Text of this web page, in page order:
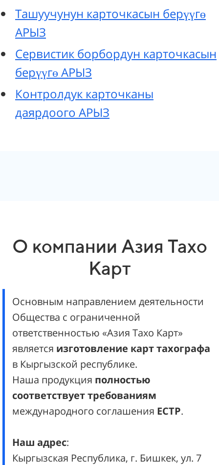
Ташуучунун карточкасын берүүгө
АРЫЗ
Сервистик борбордун карточкасын
берүүгө АРЫЗ
Контролдук карточканы
даярдоого АРЫЗ
О компании Азия Тахо
Карт
Основным направлением деятельности
Общества с ограниченной
ответственностью «Азия Тахо Карт»
является изготовление карт тахографа
в Кыргызской республике.
Наша продукция полностью
соответствует требованиям
международного соглашения ЕСТР.
Наш адрес:
Кыргызская Республика, г. Бишкек, ул. 7